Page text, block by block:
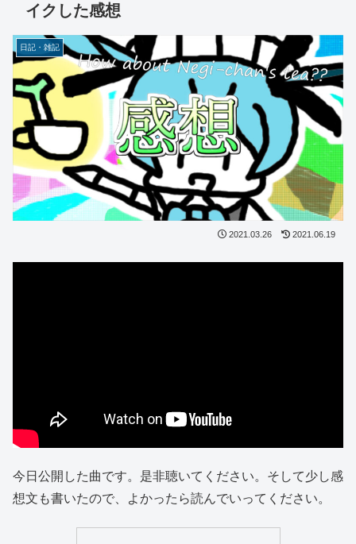
イクした感想
日記・雑記
2021.03.26 2021.06.19
今日公開した曲です。是非聴いてください。そして少し感
想文も書いたので、よかったら読んでいってください。